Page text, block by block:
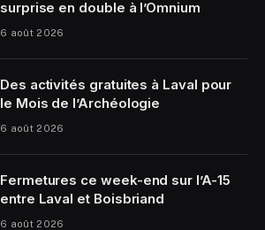
surprise en double à l’Omnium
6 août 2026
Des activités gratuites à Laval pour
le Mois de l’Archéologie
6 août 2026
Fermetures ce week-end sur l’A-15
entre Laval et Boisbriand
6 août 2026